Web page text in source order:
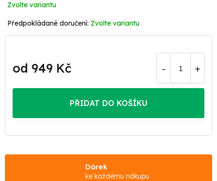
Zvolte variantu
Zvolte variantu
od 949 Kč
cena:
PŘIDAT DO KOŠÍKU
Dárek
ke každému nákupu